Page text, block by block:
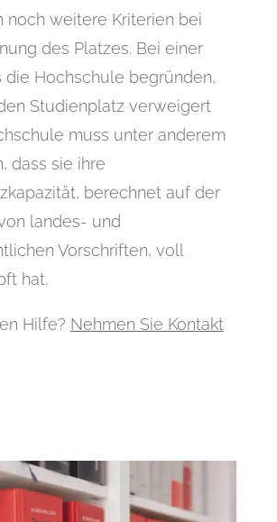
noch weitere Kriterien bei
des Platzes. Bei einer
die Hochschule begründen,
Studienplatz verweigert
muss unter anderem
dass sie ihre
berechnet auf der
landes- und
Vorschriften, voll
hat.
Hilfe? Nehmen Sie Kontakt